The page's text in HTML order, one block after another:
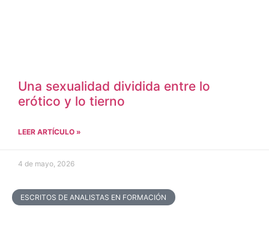
Una sexualidad dividida entre lo
erótico y lo tierno
LEER ARTÍCULO »
4 de mayo, 2026
ESCRITOS DE ANALISTAS EN FORMACIÓN